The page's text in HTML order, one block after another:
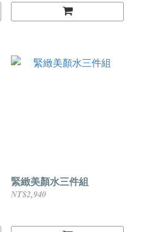
緊緻美顏水三件組
NT$2,940